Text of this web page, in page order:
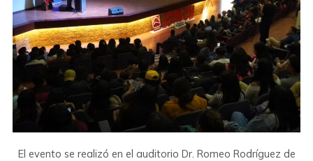
El evento se realizó en el auditorio Dr. Romeo Rodríguez de